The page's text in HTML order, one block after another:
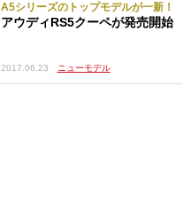
A5シリーズのトップモデルが一新！
アウディRS5クーペが発売開始
2017.06.23 ニューモデル